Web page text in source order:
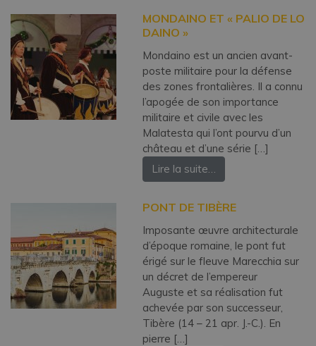
MONDAINO ET « PALIO DE LO
DAINO »
Mondaino est un ancien avant-
poste militaire pour la défense
des zones frontalières. Il a connu
l’apogée de son importance
militaire et civile avec les
Malatesta qui l’ont pourvu d’un
château et d’une série […]
Lire la suite…
PONT DE TIBÈRE
Imposante œuvre architecturale
d’époque romaine, le pont fut
érigé sur le fleuve Marecchia sur
un décret de l’empereur
Auguste et sa réalisation fut
achevée par son successeur,
Tibère (14 – 21 apr. J.-C.). En
pierre […]